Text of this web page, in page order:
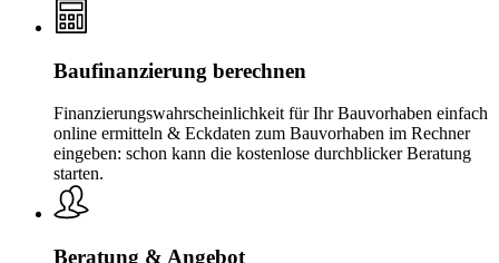
Baufinanzierung berechnen
Finanzierungswahrscheinlichkeit für Ihr Bauvorhaben einfach
online ermitteln & Eckdaten zum Bauvorhaben im Rechner
eingeben: schon kann die kostenlose durchblicker Beratung
starten.
Beratung & Angebot